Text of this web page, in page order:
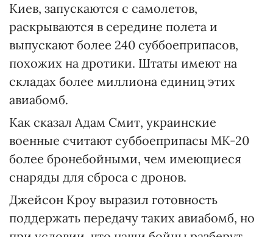
Киев, запускаются с самолетов,
раскрываются в середине полета и
выпускают более 240 суббоеприпасов,
похожих на дротики. Штаты имеют на
складах более миллиона единиц этих
авиабомб.
Как сказал Адам Смит, украинские
военные считают суббоеприпасы MK-20
более бронебойными, чем имеющиеся
снаряды для сброса с дронов.
Джейсон Кроу выразил готовность
поддержать передачу таких авиабомб, но